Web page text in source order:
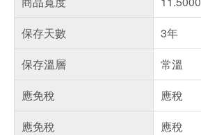
保存天數
3年
保存溫層
常溫
應免稅
應稅
應免稅
應稅